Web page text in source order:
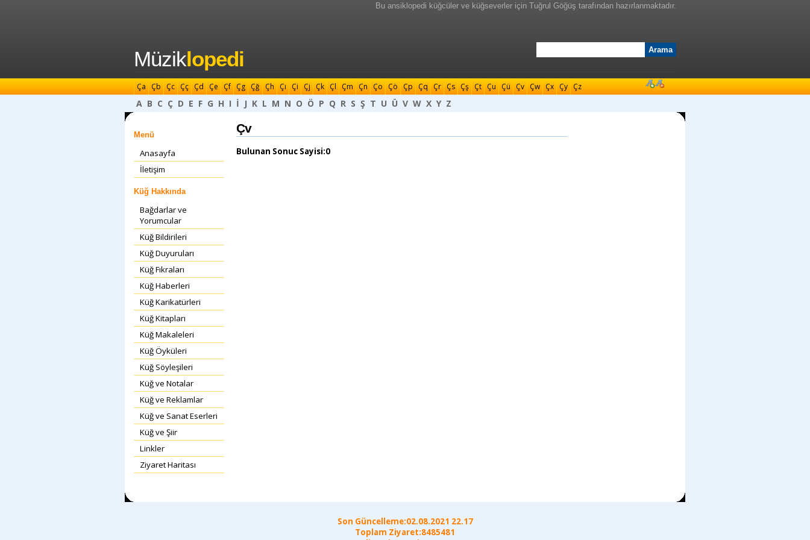
Bu ansiklopedi küğcüler ve küğseverler için Tuğrul Göğüş tarafından hazırlanmaktadır.
Müziklopedi
Ça Çb Çc Çç Çd Çe Çf Çg Çğ Çh Çı Çi Çj Çk Çl Çm Çn Ço Çö Çp Çq Çr Çs Çş Çt Çu Çü Çv Çw Çx Çy Çz
A B C Ç D E F G H I İ J K L M N O Ö P Q R S Ş T U Ü V W X Y Z
Menü
Anasayfa
İletişim
Küğ Hakkında
Bağdarlar ve
Yorumcular
Küğ Bildirileri
Küğ Duyuruları
Küğ Fıkraları
Küğ Haberleri
Küğ Karikatürleri
Küğ Kitapları
Küğ Makaleleri
Küğ Öyküleri
Küğ Söyleşileri
Küğ ve Notalar
Küğ ve Reklamlar
Küğ ve Sanat Eserleri
Küğ ve Şiir
Linkler
Ziyaret Haritası
Çv
Bulunan Sonuc Sayisi:0
Son Güncelleme:02.08.2021 22.17
Toplam Ziyaret:8485481